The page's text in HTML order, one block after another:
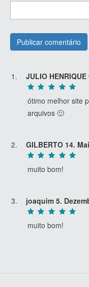
JULIO
ótimo melhor site
arquivos 🙂
GILBERTO 14.
muito bom!
joaquim 5.
muito bom!